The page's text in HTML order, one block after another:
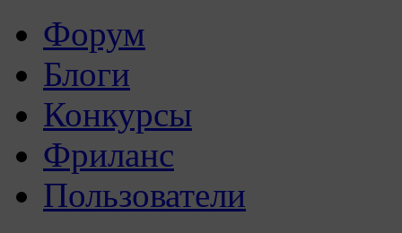
Форум
Блоги
Конкурсы
Фриланс
Пользователи